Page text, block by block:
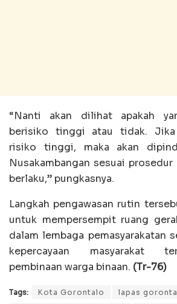
“Nanti akan dilihat apakah
berisiko tinggi atau tidak. Jika
risiko tinggi, maka akan
Nusakambangan sesuai
berlaku,” pungkasnya.
‎Langkah pengawasan rutin
untuk mempersempit ruang
dalam lembaga pemasyarakatan
kepercayaan masyarakat
pembinaan warga binaan. (Tr-76)
Tags: Kota Gorontalo
lapas